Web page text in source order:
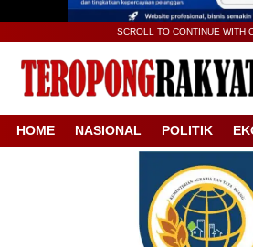
SCROLL TO CONTINUE WITH
HOME NASIONAL POLITIK